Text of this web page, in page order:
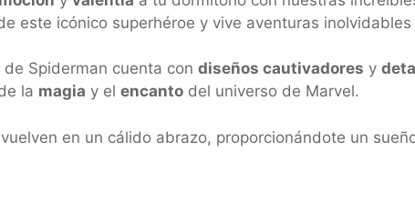
este icónico superhéroe y vive aventuras
Spiderman cuenta con diseños cautivadores y
la magia y el encanto del universo de Marvel.
en un cálido abrazo, proporcionándote un